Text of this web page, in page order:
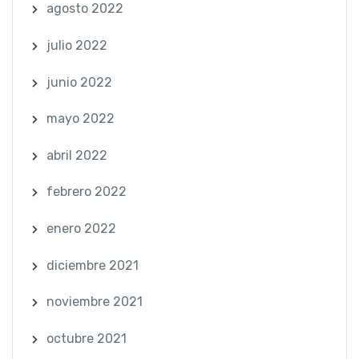
agosto 2022
julio 2022
junio 2022
mayo 2022
abril 2022
febrero 2022
enero 2022
diciembre 2021
noviembre 2021
octubre 2021